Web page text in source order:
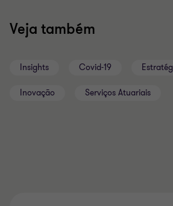
Veja também
Insights Covid-19
Inovação Serviços Atuariais